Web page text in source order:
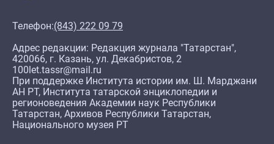
Телефон:(843) 222 09 79
Адрес редакции: Редакция журнала "Татарстан",
420066, г. Казань, ул. Декабристов, 2
100let.tassr@mail.ru
При поддержке Института истории им. Ш. Марджани
АН РТ, Института татарской энциклопедии и
регионоведения Академии наук Республики
Татарстан, Архивов Республики Татарстан,
Национального музея РТ